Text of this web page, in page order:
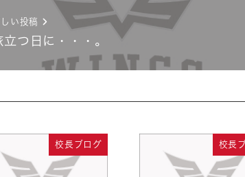
い投稿
立つ日に・・・。
校長ブログ 校長